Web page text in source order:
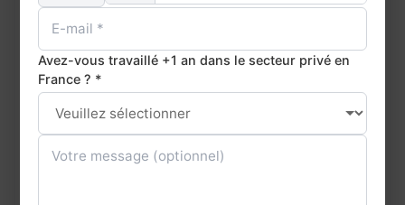
When I was young, I would spend hours
heures à lire.
Every summer, we would go camping in
camper à la montagne.
My grandmother would bake bread every
Sunday.— Ma grand-mère faisait du pain
Avez-vous travaillé +1 an dans le secteur privé en
France ? *